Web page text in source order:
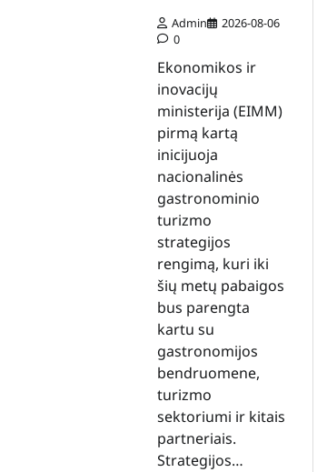
Admin
2026-08-06
0
Ekonomikos ir
inovacijų
ministerija (EIMM)
pirmą kartą
inicijuoja
nacionalinės
gastronominio
turizmo
strategijos
rengimą, kuri iki
šių metų pabaigos
bus parengta
kartu su
gastronomijos
bendruomene,
turizmo
sektoriumi ir kitais
partneriais.
Strategijos…